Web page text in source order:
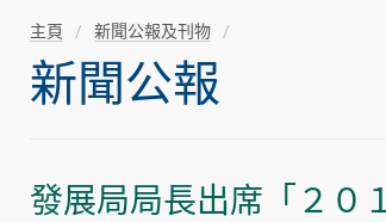
主頁 新聞公報及刊物
新聞公報
發展局局長出席「２０